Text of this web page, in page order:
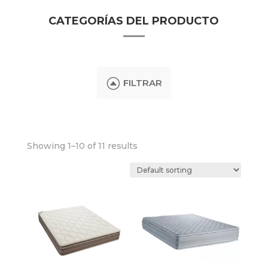
CATEGORÍAS DEL PRODUCTO
F FILTRAR
Showing 1–10 of 11 results